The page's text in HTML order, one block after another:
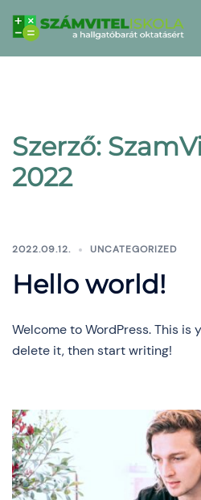
Szerző:
2022
2022.09.12. UNCATEGORIZED
Hello world!
Welcome to WordPress. This is
delete it, then start writing!